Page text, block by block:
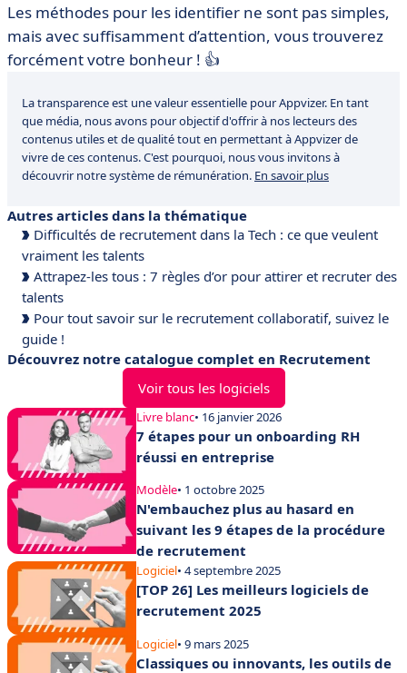
Les méthodes pour les identifier ne sont pas simples,
mais avec suffisamment d’attention, vous trouverez
forcément votre bonheur ! 👍
La transparence est une valeur essentielle pour Appvizer. En tant
que média, nous avons pour objectif d'offrir à nos lecteurs des
contenus utiles et de qualité tout en permettant à Appvizer de
vivre de ces contenus. C'est pourquoi, nous vous invitons à
découvrir notre système de rémunération. En savoir plus
Autres articles dans la thématique
Difficultés de recrutement dans la Tech : ce que veulent
vraiment les talents
Attrapez-les tous : 7 règles d’or pour attirer et recruter des
talents
Pour tout savoir sur le recrutement collaboratif, suivez le
guide !
Découvrez notre catalogue complet en Recrutement
Voir tous les logiciels
Livre blanc• 16 janvier 2026
7 étapes pour un onboarding RH
réussi en entreprise
Modèle• 1 octobre 2025
N'embauchez plus au hasard en
suivant les 9 étapes de la procédure
de recrutement
Logiciel• 4 septembre 2025
[TOP 26] Les meilleurs logiciels de
recrutement 2025
Logiciel• 9 mars 2025
Classiques ou innovants, les outils de